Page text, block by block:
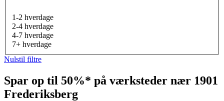
1-2 hverdage
2-4 hverdage
4-7 hverdage
7+ hverdage
Nulstil filtre
Spar op til 50%* på værksteder nær 1901
Frederiksberg